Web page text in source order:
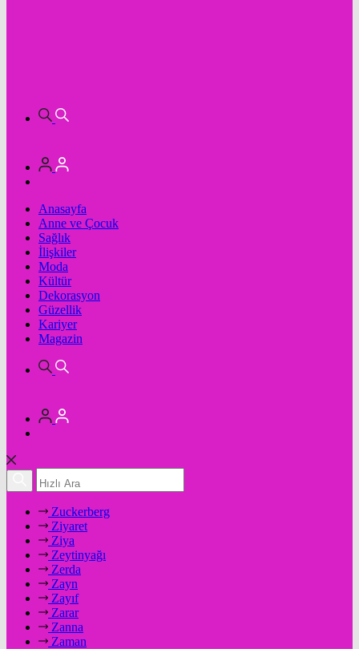
Anasayfa
Anne ve Çocuk
Sağlık
İlişkiler
Moda
Kültür
Dekorasyon
Güzellik
Kariyer
Magazin
Zuckerberg
Ziyaret
Ziya
Zeytinyağı
Zerda
Zayn
Zayıf
Zarar
Zanna
Zaman